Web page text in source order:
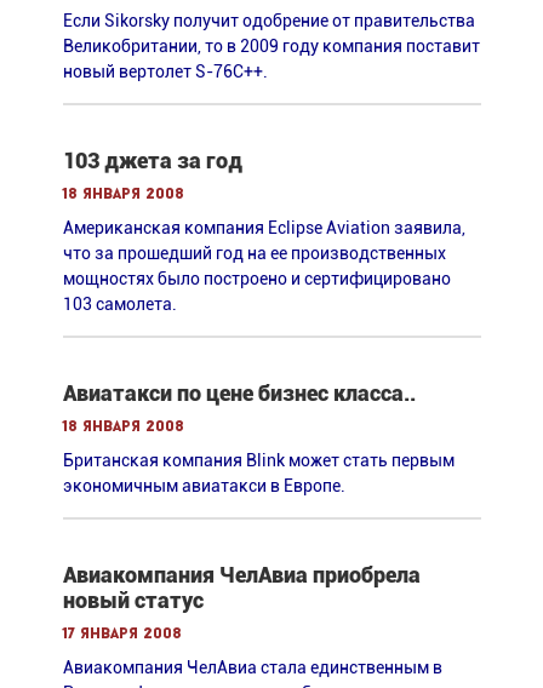
Если Sikorsky получит одобрение от правительства
Великобритании, то в 2009 году компания поставит
новый вертолет S-76C++.
103 джета за год
18 января 2008
Американская компания Eclipse Aviation заявила,
что за прошедший год на ее производственных
мощностях было построено и сертифицировано
103 самолета.
Авиатакси по цене бизнес класса..
18 января 2008
Британская компания Blink может стать первым
экономичным авиатакси в Европе.
Авиакомпания ЧелАвиа приобрела
новый статус
17 января 2008
Авиакомпания ЧелАвиа стала единственным в